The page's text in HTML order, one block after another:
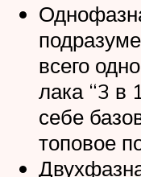
всего
лака “3 в
себе
топовое